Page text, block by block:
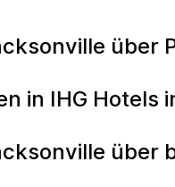
über
in IHG Hotels
über